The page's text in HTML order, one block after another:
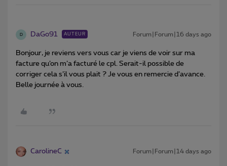
D DaGo91 AUTEUR Forum|Forum|16 days ago
Bonjour, je reviens vers vous car je viens de voir sur ma
facture qu’on m’a facturé le cpl. Serait-il possible de
corriger cela s’il vous plait ? Je vous en remercie d’avance.
Belle journée à vous.
CarolineC Forum|Forum|14 days ago